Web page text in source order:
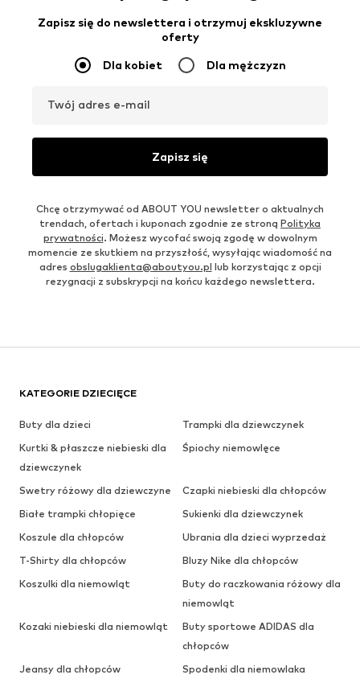
Zapisz się do newslettera i otrzymuj ekskluzywne
oferty
Dla kobiet Dla mężczyzn
Twój adres e-mail
Zapisz się
Chcę otrzymywać od ABOUT YOU newsletter o aktualnych
trendach, ofertach i kuponach zgodnie ze stroną Polityka
prywatności. Możesz wycofać swoją zgodę w dowolnym
momencie ze skutkiem na przyszłość, wysyłając wiadomość na
adres obslugaklienta@aboutyou.pl lub korzystając z opcji
rezygnacji z subskrypcji na końcu każdego newslettera.
KATEGORIE DZIECIĘCE
Buty dla dzieci
Trampki dla dziewczynek
Kurtki & płaszcze niebieski dla
dziewczynek
Śpiochy niemowlęce
Swetry różowy dla dziewczyne
Czapki niebieski dla chłopców
Białe trampki chłopięce
Sukienki dla dziewczynek
Koszule dla chłopców
Ubrania dla dzieci wyprzedaż
T-Shirty dla chłopców
Bluzy Nike dla chłopców
Koszulki dla niemowląt
Buty do raczkowania różowy dla
niemowląt
Kozaki niebieski dla niemowląt
Buty sportowe ADIDAS dla
chłopców
Jeansy dla chłopców
Spodenki dla niemowlaka